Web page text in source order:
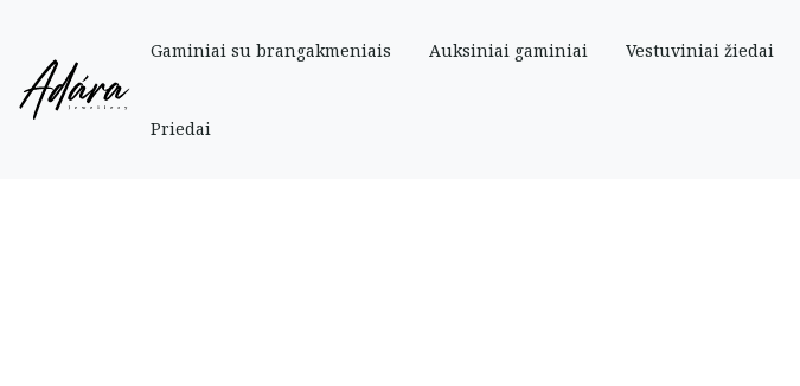
Gaminiai su brangakmeniais Auksiniai gaminiai Vestuviniai žiedai
Priedai
Pradinis Parduotuve » Auksiniai